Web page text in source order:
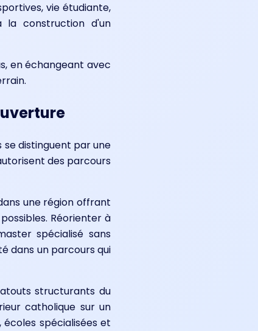
vie étudiante,
la construction d'un
en échangeant avec
distinguent par une
des parcours
une région offrant
Réorienter à
spécialisé sans
dans un parcours qui
structurants du
catholique sur un
spécialisées et